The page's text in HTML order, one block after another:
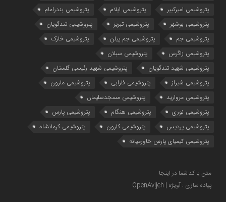
پتروشیمی امیرکبیر
پتروشیمی ایلام
پتروشیمی بندرامام
پتروشیمی بوشهر
پتروشیمی تبریز
پتروشیمی تندگویان
پتروشیمی جم
پتروشیمی جم پیلن
پتروشیمی خارک
پتروشیمی زاگرس
پتروشیمی سبلان
پتروشیمی شهید تندگویان
پتروشیمی شهید رئیسی گلستان
پتروشیمی شیراز
پتروشیمی فارابی
پتروشیمی مارون
پتروشیمی مروارید
پتروشیمی مسجدسلیمان
پتروشیمی نوری
پتروشیمی هنگام
پتروشیمی پارس
پتروشیمی پردیس
پتروشیمی کارون
پتروشیمی کرمانشاه
پتروشیمی کیمیای پارس خاورمیانه
متن یا کد شما در اینجا
پیاده سازی : آویژه | OpenAvijeh